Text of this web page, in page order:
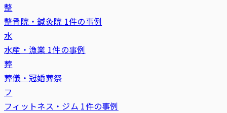
整
整骨院・鍼灸院 1件の事例
水
水産・漁業 1件の事例
葬
葬儀・冠婚葬祭
フ
フィットネス・ジム 1件の事例